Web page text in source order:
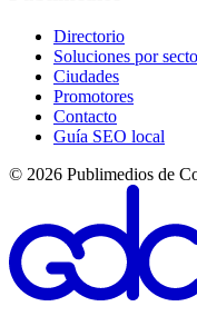
Directorio
Soluciones por
Ciudades
Promotores
Contacto
Guía SEO local
© 2026 Publimedios de